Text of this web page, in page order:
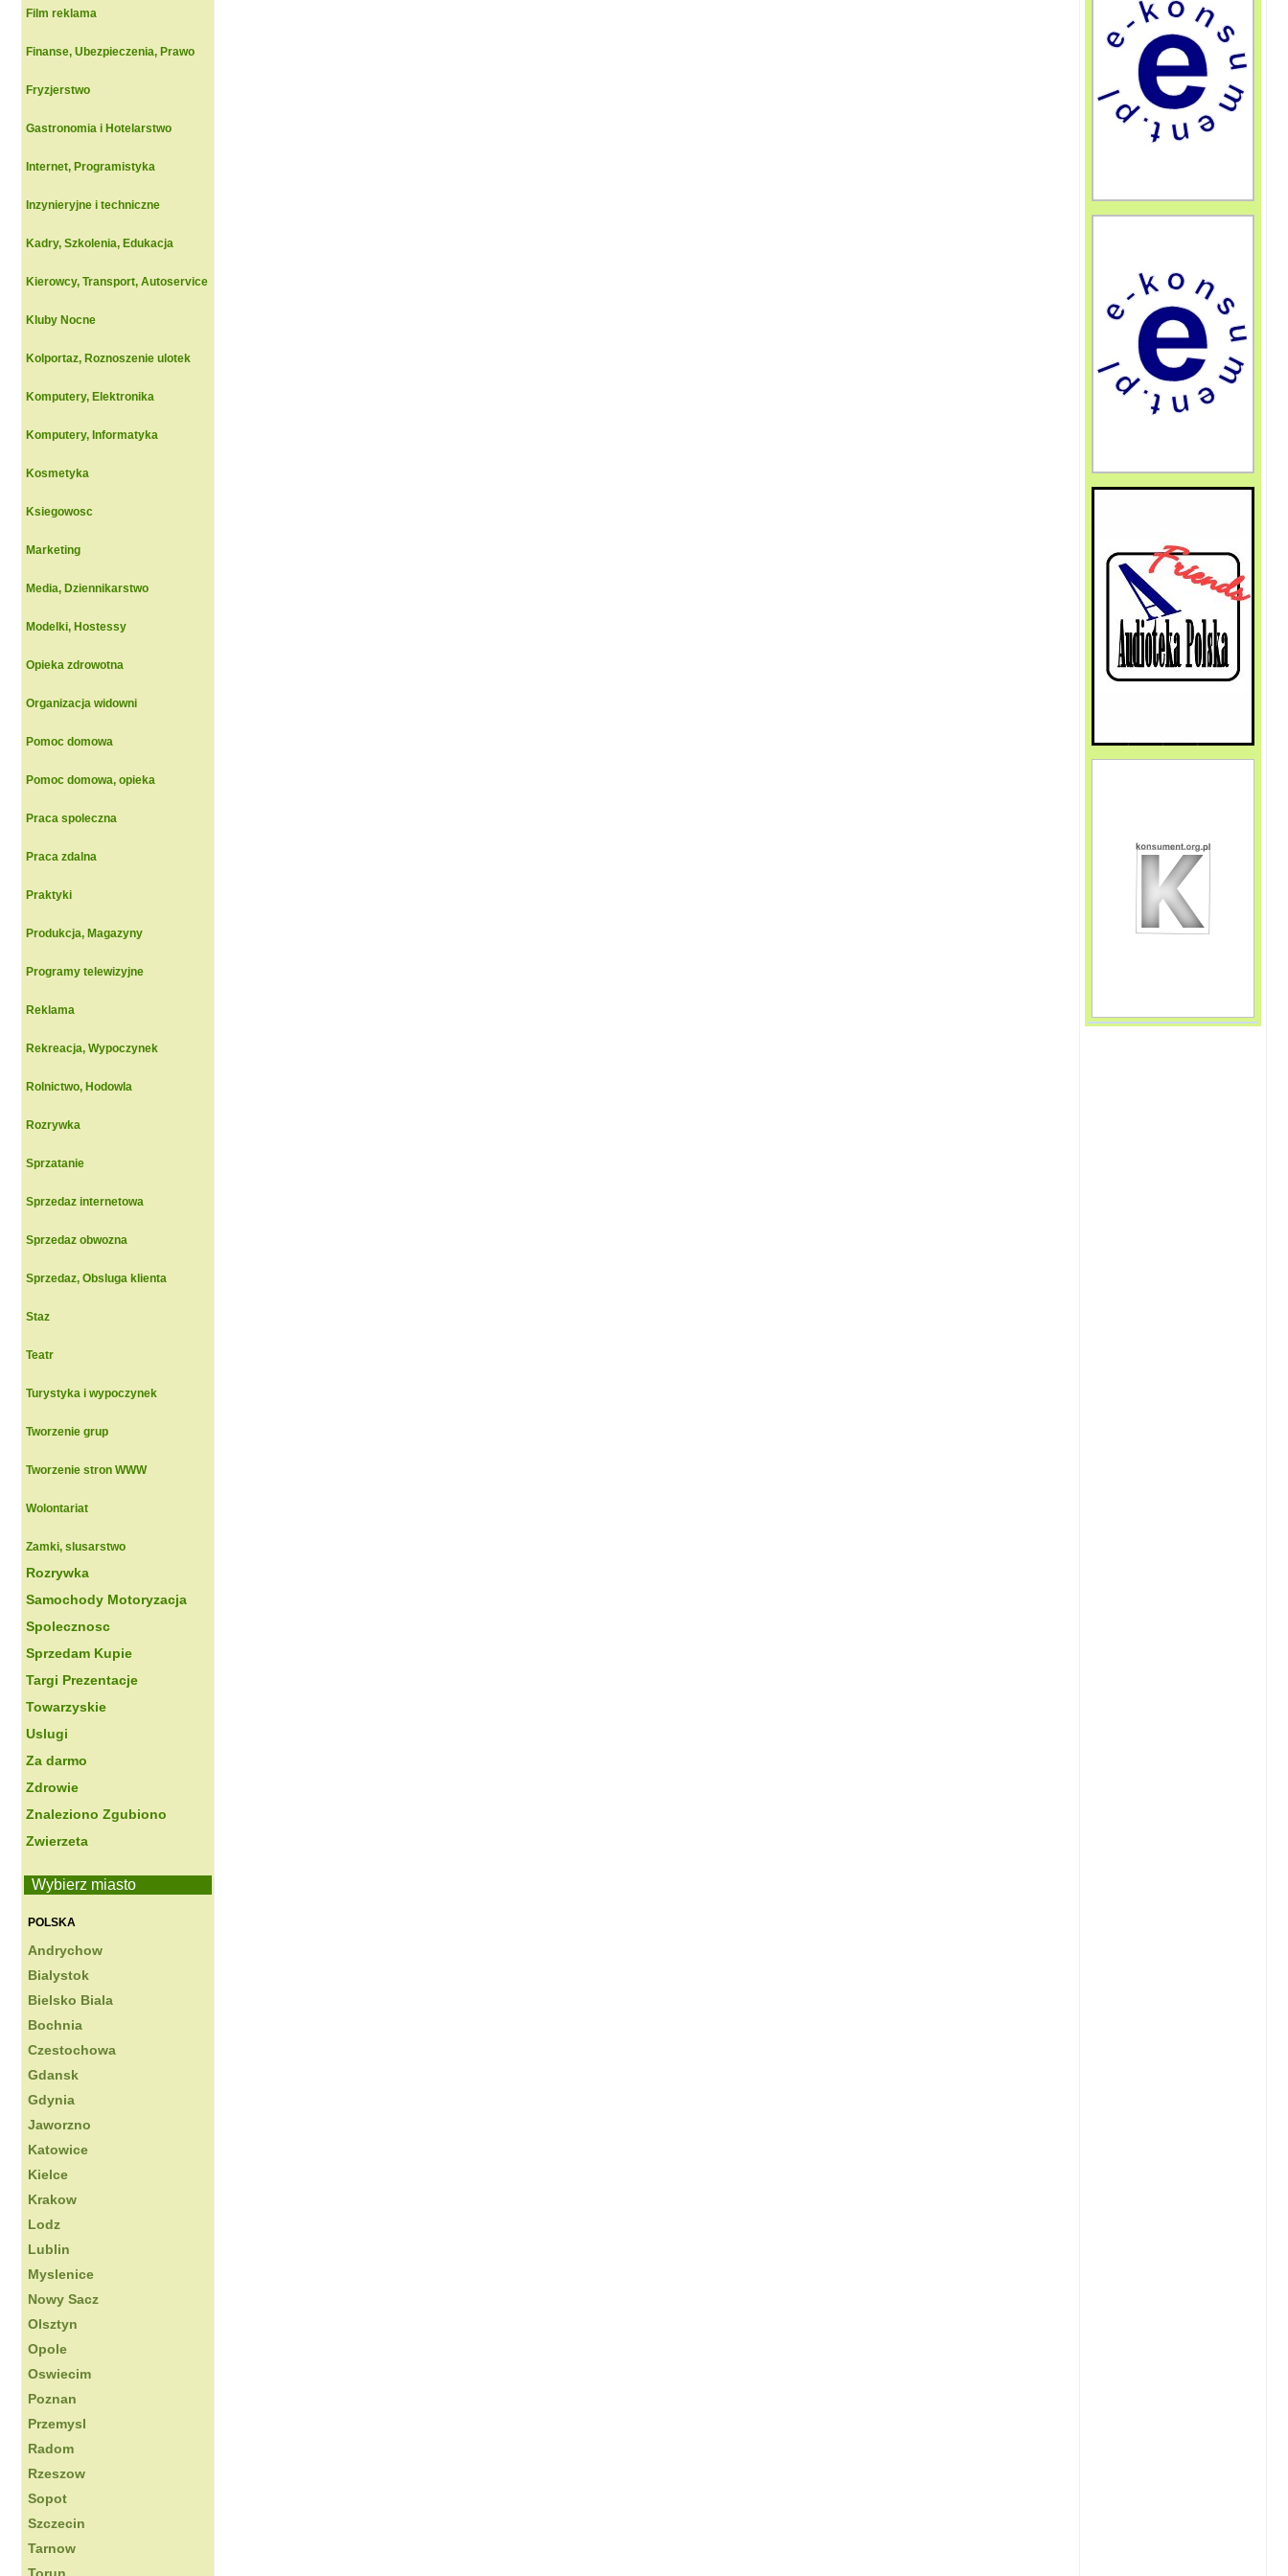
Film reklama
Finanse, Ubezpieczenia, Prawo
Fryzjerstwo
Gastronomia i Hotelarstwo
Internet, Programistyka
Inzynieryjne i techniczne
Kadry, Szkolenia, Edukacja
Kierowcy, Transport, Autoservice
Kluby Nocne
Kolportaz, Roznoszenie ulotek
Komputery, Elektronika
Komputery, Informatyka
Kosmetyka
Ksiegowosc
Marketing
Media, Dziennikarstwo
Modelki, Hostessy
Opieka zdrowotna
Organizacja widowni
Pomoc domowa
Pomoc domowa, opieka
Praca spoleczna
Praca zdalna
Praktyki
Produkcja, Magazyny
Programy telewizyjne
Reklama
Rekreacja, Wypoczynek
Rolnictwo, Hodowla
Rozrywka
Sprzatanie
Sprzedaz internetowa
Sprzedaz obwozna
Sprzedaz, Obsluga klienta
Staz
Teatr
Turystyka i wypoczynek
Tworzenie grup
Tworzenie stron WWW
Wolontariat
Zamki, slusarstwo
Rozrywka
Samochody Motoryzacja
Spolecznosc
Sprzedam Kupie
Targi Prezentacje
Towarzyskie
Uslugi
Za darmo
Zdrowie
Znaleziono Zgubiono
Zwierzeta
Wybierz miasto
POLSKA
Andrychow
Bialystok
Bielsko Biala
Bochnia
Czestochowa
Gdansk
Gdynia
Jaworzno
Katowice
Kielce
Krakow
Lodz
Lublin
Myslenice
Nowy Sacz
Olsztyn
Opole
Oswiecim
Poznan
Przemysl
Radom
Rzeszow
Sopot
Szczecin
Tarnow